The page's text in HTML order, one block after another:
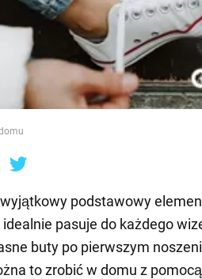
wyjątkowy podstawowy
pasuje do każdego
buty po pierwszym
to zrobić w domu z